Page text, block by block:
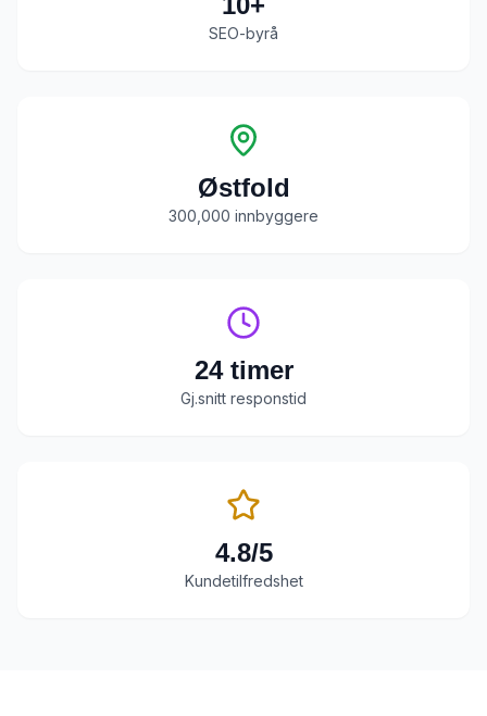
SEO-byrå
Østfold
300,000 innbyggere
24 timer
Gj.snitt responstid
4.8/5
Kundetilfredshet